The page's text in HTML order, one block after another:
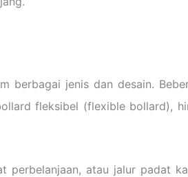
berbagai jenis dan desain.
fleksibel (flexible bollard),
atau jalur padat